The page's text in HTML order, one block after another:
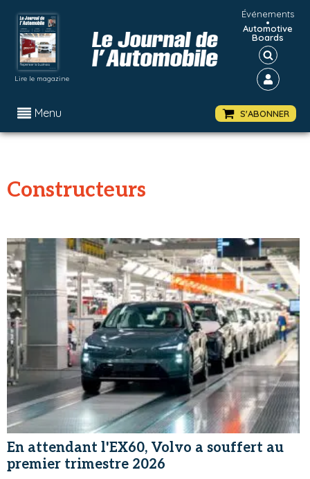
Lire le magazine
Événements
•
Automotive
Boards
Menu S'ABONNER
Constructeurs
En attendant l'EX60, Volvo a souffert au
premier trimestre 2026